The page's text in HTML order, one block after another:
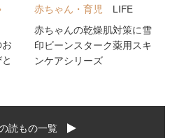
赤ちゃん・育児
LIFE
赤ちゃんの乾燥肌対策に雪
印ビーンスターク薬用スキ
ンケアシリーズ
読もの一覧